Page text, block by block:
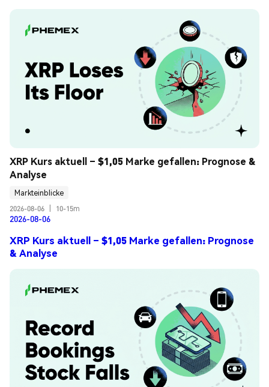
XRP Kurs aktuell – $1,05 Marke gefallen: Prognose &
Analyse
Markteinblicke
2026-08-06
10-15m
2026-08-06
XRP Kurs aktuell – $1,05 Marke gefallen: Prognose
& Analyse